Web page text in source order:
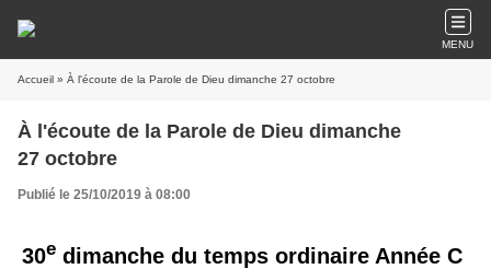
MENU
Accueil » À l'écoute de la Parole de Dieu dimanche 27 octobre
À l'écoute de la Parole de Dieu dimanche
27 octobre
Publié le 25/10/2019 à 08:00
30e dimanche du temps ordinaire Année C